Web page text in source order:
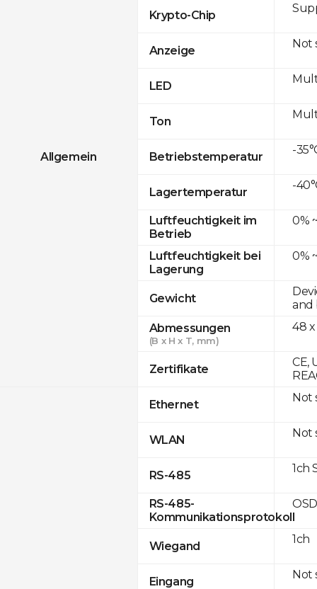
Allgemein
Krypto-Chip
Anzeige
LED
Ton
Betriebstemperatur
Lagertemperatur
Luftfeuchtigkeit im
Betrieb
Luftfeuchtigkeit bei
Lagerung
Gewicht
Abmessungen
(B x H x T, mm)
Zertifikate
Ethernet
WLAN
RS-485
RS-485-
Kommunikationsprotokoll
Wiegand
Eingang
Not
-
-
0%
0%
and
48 x
CE,
Not
Not
1ch
1ch
Not